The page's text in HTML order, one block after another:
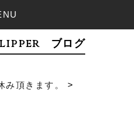
ブログ
み頂きます。
>